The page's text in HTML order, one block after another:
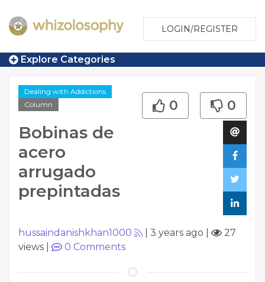
LOGIN/REGISTER
Explore Categories
Dealing with Addictions
Column
Bobinas de
acero
arrugado
prepintadas
0 0
hussaindanishkhan1000 3 years ago
27
views
0 Comments